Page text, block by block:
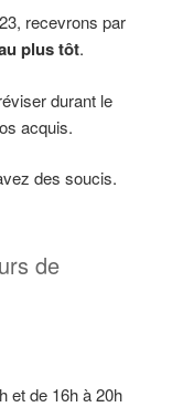
recevrons par
plus tôt.
durant le
acquis.
des soucis.
de
et de 16h à 20h